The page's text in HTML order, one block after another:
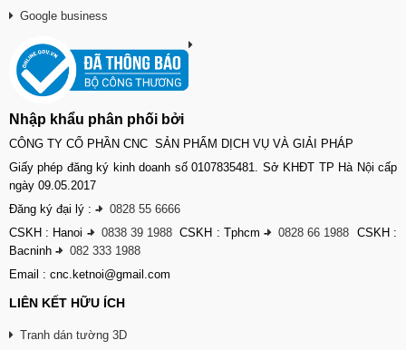
Google business
Nhập khẩu phân phối bởi
CÔNG TY CỔ PHẦN CNC SẢN PHẨM DỊCH VỤ VÀ GIẢI PHÁP
Giấy phép đăng ký kinh doanh số 0107835481. Sở KHĐT TP Hà Nội cấp
ngày 09.05.2017
Đăng ký đại lý : -
0828 55 6666
CSKH : Hanoi - 0838 39 1988 CSKH : Tphcm- 0828 66 1988 CSKH :
Bacninh -
082 333 1988
Email : cnc.ketnoi@gmail.com
LIÊN KẾT HỮU ÍCH
Tranh dán tường 3D